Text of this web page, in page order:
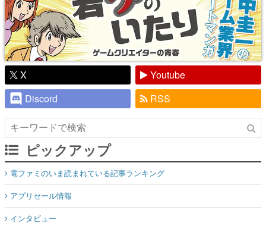
X
Youtube
Discord
RSS
ピックアップ
電ファミのいま読まれている記事ランキング
アプリセール情報
インタビュー